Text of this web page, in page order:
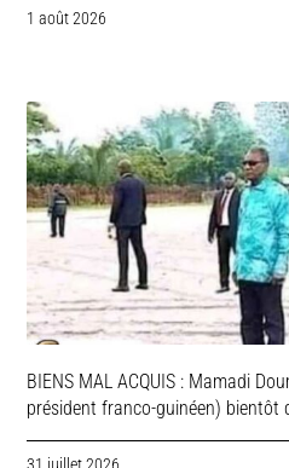
1 août 2026
BIENS MAL ACQUIS : Mamadi
président franco-guinéen) bientôt